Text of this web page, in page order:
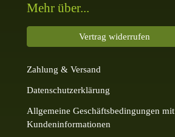
Mehr über...
Vertrag widerrufen
Zahlung & Versand
Datenschutzerklärung
Allgemeine Geschäftsbedingungen mit
Kundeninformationen